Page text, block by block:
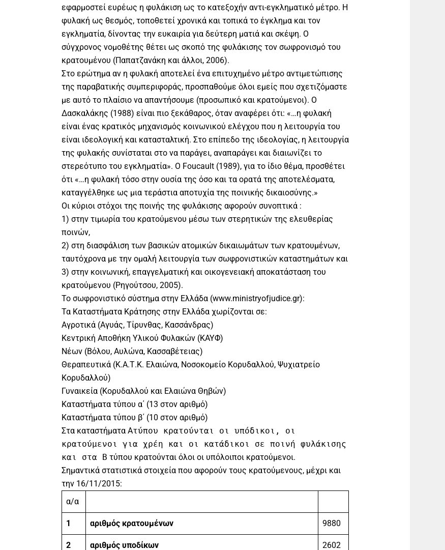
εφαρμοστεί ευρέως η φυλάκιση ως το κατεξοχήν αντι-εγκληματικό μέτρο. Η
φυλακή ως θεσμός, τοποθετεί χρονικά και τοπικά το έγκλημα και τον
εγκληματία, δίνοντας την ευκαιρία για δεύτερη ματιά και σκέψη. Ο
σύγχρονος νομοθέτης θέτει ως σκοπό της φυλάκισης τον σωφρονισμό του
κρατουμένου (Παπατζανάκη και άλλοι, 2006).
Στο ερώτημα αν η φυλακή αποτελεί ένα επιτυχημένο μέτρο αντιμετώπισης
της παραβατικής συμπεριφοράς, προσπαθούμε όλοι εμείς που σχετιζόμαστε
με αυτό το πλαίσιο να απαντήσουμε (προσωπικό και κρατούμενοι). Ο
Δασκαλάκης (1988) είναι πιο ξεκάθαρος, όταν αναφέρει ότι: «…η φυλακή
είναι ένας κρατικός μηχανισμός κοινωνικού ελέγχου που η λειτουργία του
είναι ιδεολογική και κατασταλτική. Στο επίπεδο της ιδεολογίας, η λειτουργία
της φυλακής συνίσταται στο να παράγει, αναπαράγει και διαιωνίζει το
στερεότυπο του εγκληματία». Ο Foucault (1989), για το ίδιο θέμα, προσθέτει
ότι «…η φυλακή τόσο στην ουσία της όσο και τα ορατά της αποτελέσματα,
καταγγέλθηκε ως μια τεράστια αποτυχία της ποινικής δικαιοσύνης.»
Οι κύριοι στόχοι της ποινής της φυλάκισης αφορούν συνοπτικά :
1) στην τιμωρία του κρατούμενου μέσω των στερητικών της ελευθερίας
ποινών,
2) στη διασφάλιση των βασικών ατομικών δικαιωμάτων των κρατουμένων,
ταυτόχρονα με την ομαλή λειτουργία των σωφρονιστικών καταστημάτων και
3) στην κοινωνική, επαγγελματική και οικογενειακή αποκατάσταση του
κρατούμενου (Ρηγούτσου, 2005).
Το σωφρονιστικό σύστημα στην Ελλάδα (www.ministryofjudice.gr):
Τα Καταστήματα Κράτησης στην Ελλάδα χωρίζονται σε:
Αγροτικά (Αγυάς, Τίρυνθας, Κασσάνδρας)
Κεντρική Αποθήκη Υλικού Φυλακών (ΚΑΥΦ)
Νέων (Βόλου, Αυλώνα, Κασσαβέτειας)
Θεραπευτικά (Κ.Α.Τ.Κ. Ελαιώνα, Νοσοκομείο Κορυδαλλού, Ψυχιατρείο
Κορυδαλλού)
Γυναικεία (Κορυδαλλού και Ελαιώνα Θηβών)
Καταστήματα τύπου α΄ (13 στον αριθμό)
Καταστήματα τύπου β΄ (10 στον αριθμό)
Στα καταστήματα Ατύπου κρατούνται οι υπόδικοι, οι
κρατούμενοι για χρέη και οι κατάδικοι σε ποινή φυλάκισης
και στα Β τύπου κρατούνται όλοι οι υπόλοιποι κρατούμενοι.
Σημαντικά στατιστικά στοιχεία που αφορούν τους κρατούμενους, μέχρι και
την 16/11/2015:
α/α
1 αριθμός κρατουμένων 9880
2 αριθμός υποδίκων 2602